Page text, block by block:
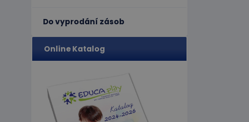
Do vyprodání zásob
Online Katalog
limit